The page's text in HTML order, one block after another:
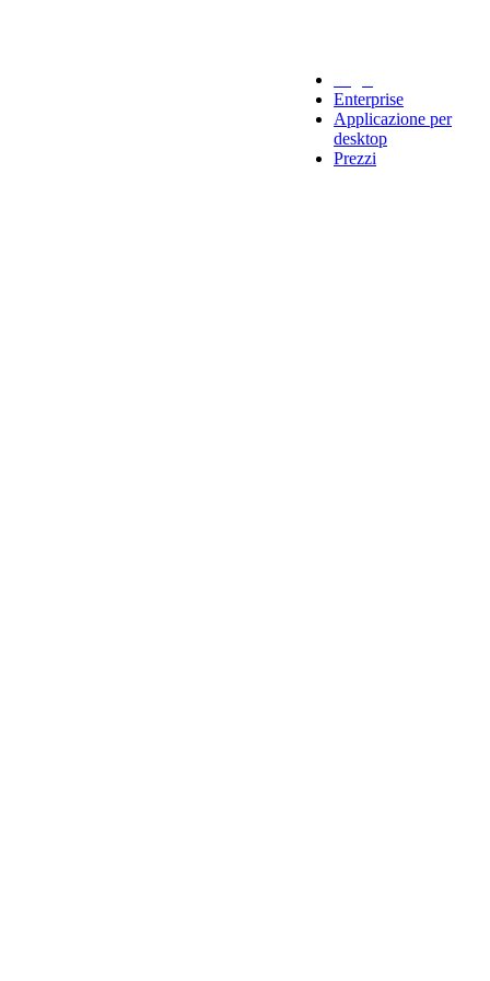
Enterprise
Applicazione per
desktop
Prezzi